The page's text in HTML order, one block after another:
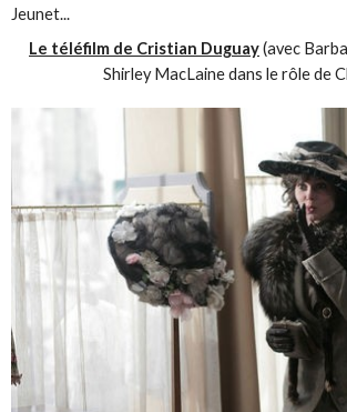
Jeunet...
Le téléfilm de Cristian Duguay(avec
Shirley MacLaine dans le rôle de